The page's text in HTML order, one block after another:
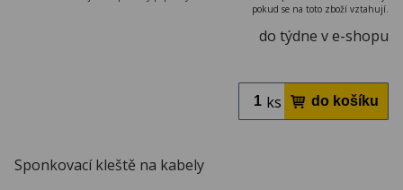
pokud se na toto zboží vztahují.
do týdne v e-shopu
ks
Sponkovací kleště na kabely